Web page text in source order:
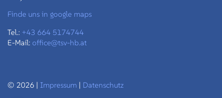
Finde uns in google maps
Tel.: +43 664 5174744
E-Mail: office@tsv-hb.at
© 2026 | Impressum | Datenschutz